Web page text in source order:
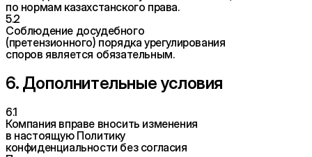
по нормам казахстанского права.
5.2
Соблюдение досудебного
(претензионного) порядка урегулирования
споров является обязательным.
6. Дополнительные условия
6.1
Компания вправе вносить изменения
в настоящую Политику
конфиденциальности без согласия